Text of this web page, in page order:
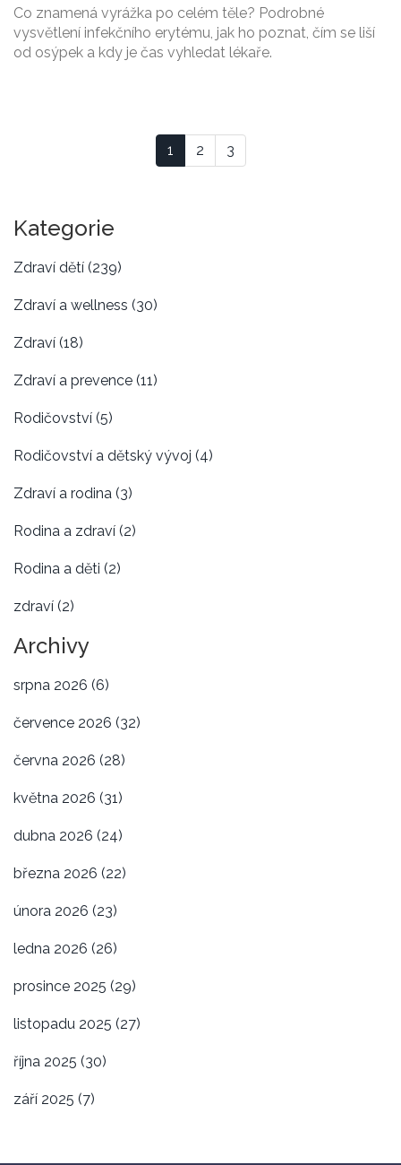
Co znamená vyrážka po celém těle? Podrobné
vysvětlení infekčního erytému, jak ho poznat, čím se liší
od osýpek a kdy je čas vyhledat lékaře.
1 2 3
Kategorie
Zdraví dětí (239)
Zdraví a wellness (30)
Zdraví (18)
Zdraví a prevence (11)
Rodičovství (5)
Rodičovství a dětský vývoj (4)
Zdraví a rodina (3)
Rodina a zdraví (2)
Rodina a děti (2)
zdraví (2)
Archivy
srpna 2026 (6)
července 2026 (32)
června 2026 (28)
května 2026 (31)
dubna 2026 (24)
března 2026 (22)
února 2026 (23)
ledna 2026 (26)
prosince 2025 (29)
listopadu 2025 (27)
října 2025 (30)
září 2025 (7)